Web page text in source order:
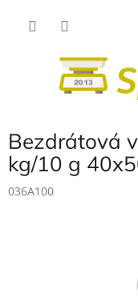
Bezdrátová
kg/10 g
036A100